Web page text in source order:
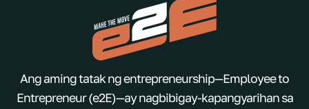
Ang aming tatak ng entrepreneurship—Employee to
Entrepreneur (e2E)—ay nagbibigay-kapangyarihan sa